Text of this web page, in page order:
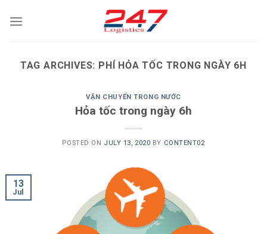
TAG ARCHIVES: PHÍ HỎA TỐC TRONG NGÀY 6H
VẬN CHUYỂN TRONG NƯỚC
Hỏa tốc trong ngày 6h
POSTED ON JULY 13, 2020 BY CONTENT02
13
Jul